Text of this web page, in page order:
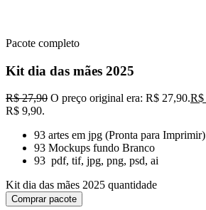
Pacote completo
Kit dia das mães 2025
R$27,90 O preço original era: R$ 27,90.R$
R$ 9,90.
93 artes em jpg (Pronta para Imprimir)
93 Mockups fundo Branco
93 pdf, tif, jpg, png, psd, ai
Kit dia das mães 2025 quantidade
Comprar pacote